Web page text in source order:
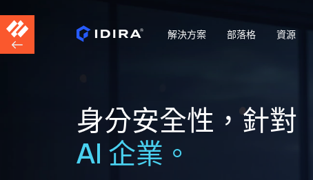
解決方案 部落格 資源
身分安全性，針對
AI 企業。